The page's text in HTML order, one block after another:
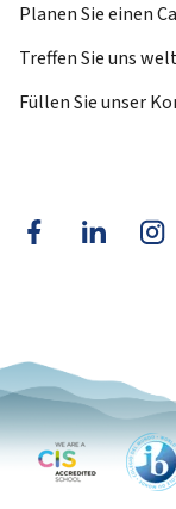
Planen Sie einen
Treffen Sie uns
Füllen Sie unser